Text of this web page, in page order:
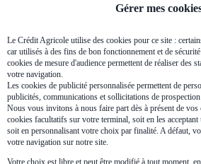
Présence de nuisibles(rats, cafards,
Matériaux dangereuxnon traités
plomb…)
Gérer mes
Le Crédit Agricole utilise des cookies pour ce site :
car utilisés à des fins de bon fonctionnement et de
cookies de mesure d'audience permettent de réaliser des
votre navigation.
Les cookies de publicité personnalisée permettent de
publicités, communications et sollicitations de
Nous vous invitons à nous faire part dès à présent de vos
cookies facultatifs sur votre terminal, soit en les
soit en personnalisant votre choix par finalité. A défaut,
votre navigation sur notre site.
Votre choix est libre et peut être modifié à tout moment,